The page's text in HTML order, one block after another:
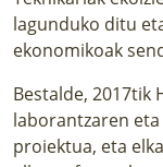
lagunduko ditu
ekonomikoak
Bestalde, 2017tik
laborantzaren
proiektua, eta